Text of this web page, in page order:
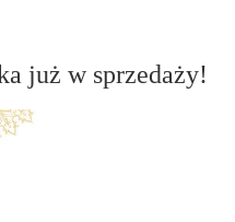
już w sprzedaży!